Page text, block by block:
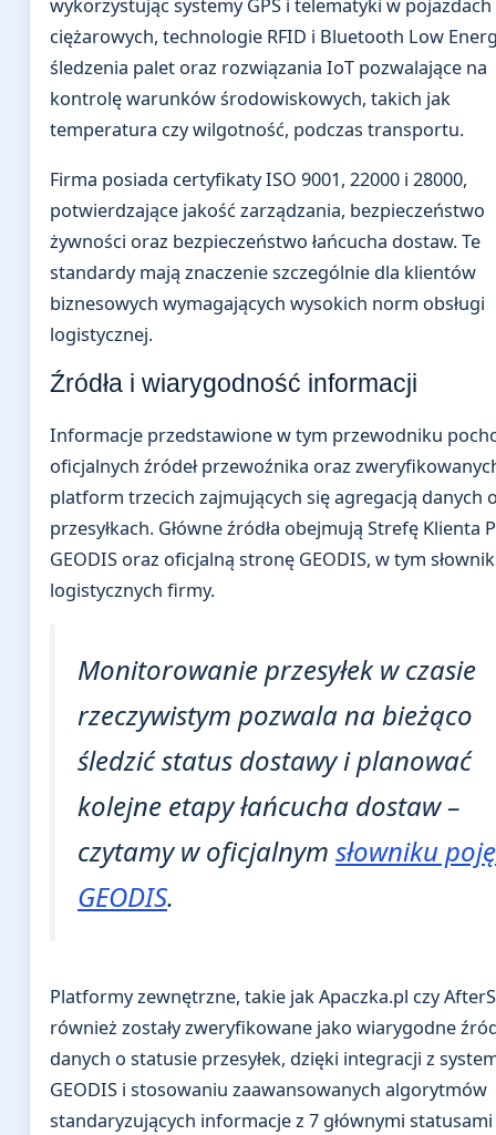
wykorzystując systemy GPS i telematyki w pojazdach
ciężarowych, technologie RFID i Bluetooth Low
śledzenia palet oraz rozwiązania IoT pozwalające na
kontrolę warunków środowiskowych, takich jak
temperatura czy wilgotność, podczas transportu.
Firma posiada certyfikaty ISO 9001, 22000 i 28000,
potwierdzające jakość zarządzania, bezpieczeństwo
żywności oraz bezpieczeństwo łańcucha dostaw. Te
standardy mają znaczenie szczególnie dla klientów
biznesowych wymagających wysokich norm obsługi
logistycznej.
Źródła i wiarygodność informacji
Informacje przedstawione w tym przewodniku
oficjalnych źródeł przewoźnika oraz
platform trzecich zajmujących się agregacją danych
przesyłkach. Główne źródła obejmują Strefę Klienta
GEODIS oraz oficjalną stronę GEODIS, w tym
logistycznych firmy.
Monitorowanie przesyłek w czasie
rzeczywistym pozwala na bieżąco
śledzić status dostawy i planować
kolejne etapy łańcucha dostaw –
czytamy w oficjalnym słowniku
GEODIS.
Platformy zewnętrzne, takie jak Apaczka.pl czy
również zostały zweryfikowane jako wiarygodne
danych o statusie przesyłek, dzięki integracji z
GEODIS i stosowaniu zaawansowanych algorytmów
standaryzujących informacje z 7 głównymi statusami